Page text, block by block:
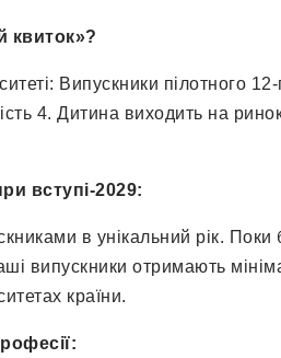
квиток»?
Випускники пілотного
4. Дитина виходить на
вступі-2029:
в унікальний рік.
випускники отримають
країни.